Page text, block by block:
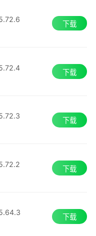
新版本中，它提
保护方案。
下载
下载
下载
下载
下载